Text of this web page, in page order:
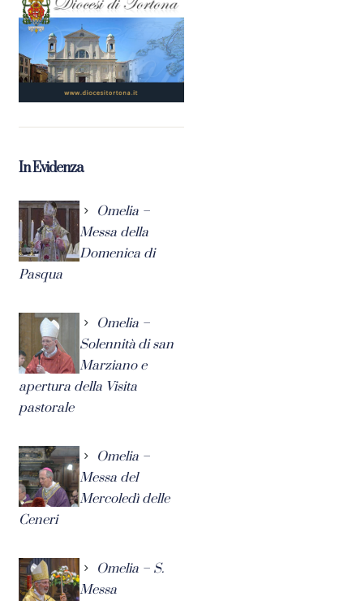
In Evidenza
Omelia –
Messa della
Domenica di
Pasqua
Omelia –
Solennità di san
Marziano e
apertura della Visita
pastorale
Omelia –
Messa del
Mercoledì delle
Ceneri
Omelia – S.
Messa